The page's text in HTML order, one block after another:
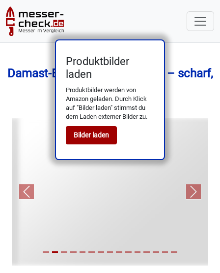
Produktbilder
laden
Produktbilder werden von
Amazon geladen. Durch Klick
auf "Bilder laden" stimmst du
dem Laden externer Bilder zu.
Bilder laden
Damast-Blockmesser 30,5 cm – scharf,
Bleiholzgriff
Previous Next